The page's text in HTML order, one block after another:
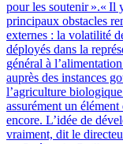
pour les soutenir ».« Il
principaux obstacles
externes : la volatilité
déployés dans la
général à
auprès des instances
l’agriculture
assurément un
encore. L’idée de
vraiment, dit le